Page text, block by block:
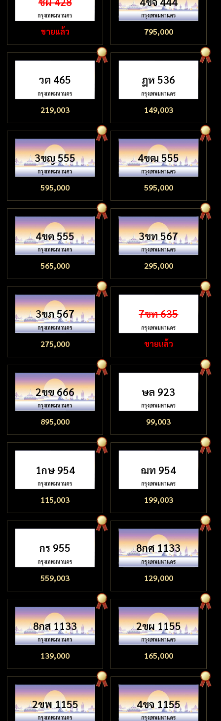
ขายแล้ว 795,000
วต 465
219,003
ฎห 536
149,003
3ขญ 555
595,000
4ขฒ 555
595,000
4ขต 555
565,000
3ขท 567
295,000
3ขภ 567
275,000
7ขท 635
ขายแล้ว
2ขข 666
895,000
ษล 923
99,003
1กษ 954
115,003
ฌท 954
199,003
กร 955
559,003
8กศ 1133
129,000
8กส 1133
139,000
2ขผ 1155
165,000
2ขพ 1155 4ขจ 1155